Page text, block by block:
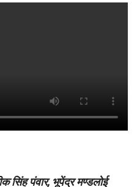
सिंह पंवार, भूपेंद्र मण्डलोई